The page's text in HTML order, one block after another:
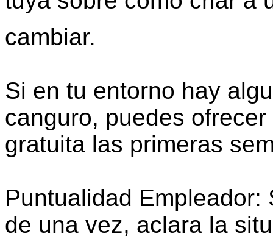
cambiar.
Si en tu entorno hay
canguro, puedes
gratuita las primeras
Puntualidad
de una vez, aclara la